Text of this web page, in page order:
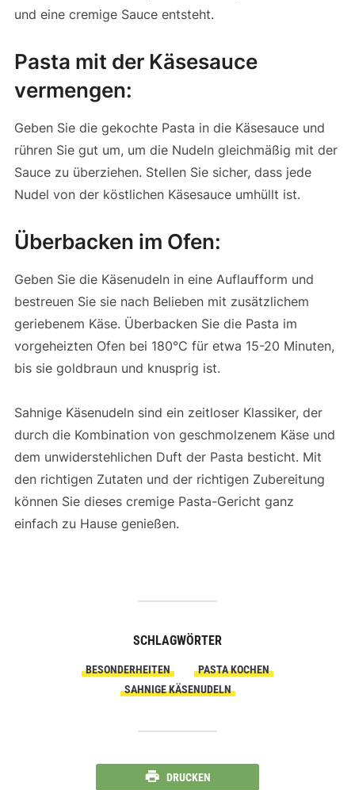
und eine cremige Sauce entsteht.
Pasta mit der Käsesauce
vermengen:
Geben Sie die gekochte Pasta in die Käsesauce und
rühren Sie gut um, um die Nudeln gleichmäßig mit der
Sauce zu überziehen. Stellen Sie sicher, dass jede
Nudel von der köstlichen Käsesauce umhüllt ist.
Überbacken im Ofen:
Geben Sie die Käsenudeln in eine Auflaufform und
bestreuen Sie sie nach Belieben mit zusätzlichem
geriebenem Käse. Überbacken Sie die Pasta im
vorgeheizten Ofen bei 180°C für etwa 15-20 Minuten,
bis sie goldbraun und knusprig ist.
Sahnige Käsenudeln sind ein zeitloser Klassiker, der
durch die Kombination von geschmolzenem Käse und
dem unwiderstehlichen Duft der Pasta besticht. Mit
den richtigen Zutaten und der richtigen Zubereitung
können Sie dieses cremige Pasta-Gericht ganz
einfach zu Hause genießen.
SCHLAGWÖRTER
BESONDERHEITEN
PASTA KOCHEN
SAHNIGE KÄSENUDELN
DRUCKEN